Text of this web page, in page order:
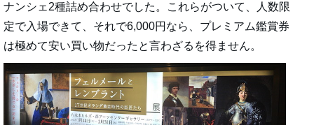
ナンシェ2種詰め合わせでした。これらがついて、人数限
定で入場できて、それで6,000円なら、プレミアム鑑賞券
は極めて安い買い物だったと言わざるを得ません。